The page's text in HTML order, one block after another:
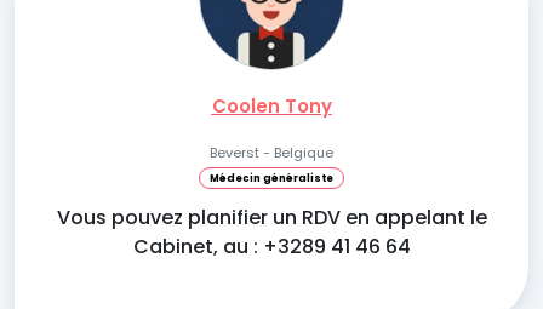
Coolen Tony
Beverst - Belgique
Médecin généraliste
Vous pouvez planifier un RDV en appelant le
Cabinet, au : +3289 41 46 64